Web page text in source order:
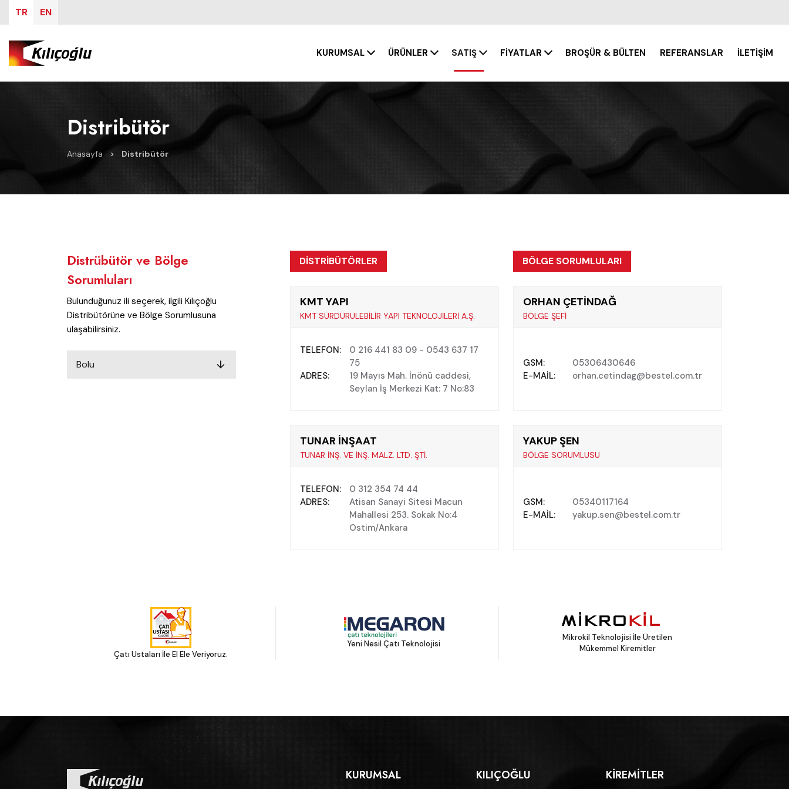
TR EN
KURUMSAL ÜRÜNLER SATIŞ FİYATLAR BROŞÜR & BÜLTEN REFERANSLAR İLETİŞİM
Distribütör
Anasayfa > Distribütör
Distrübütör ve Bölge
Sorumluları
Bulunduğunuz ili seçerek, ilgili Kılıçoğlu
Distribütörüne ve Bölge Sorumlusuna
ulaşabilirsiniz.
Bolu
DİSTRİBÜTÖRLER
KMT YAPI
KMT SÜRDÜRÜLEBİLİR YAPI TEKNOLOJİLERİ A.Ş.
TELEFON:
0 216 441 83 09 - 0543 637 17
75
ADRES:
19 Mayıs Mah. İnönü caddesi,
Seylan İş Merkezi Kat: 7 No:83
TUNAR İNŞAAT
TUNAR İNŞ. VE İNŞ. MALZ. LTD. ŞTİ.
TELEFON:
0 312 354 74 44
ADRES:
Atisan Sanayi Sitesi Macun
Mahallesi 253. Sokak No:4
Ostim/Ankara
BÖLGE SORUMLULARI
ORHAN ÇETİNDAĞ
BÖLGE ŞEFİ
GSM:
05306430646
E-MAIL:
orhan.cetindag@bestel.com.tr
YAKUP ŞEN
BÖLGE SORUMLUSU
GSM:
05340117164
E-MAIL:
yakup.sen@bestel.com.tr
Çatı Ustaları İle El Ele Veriyoruz.
Yeni Nesil Çatı Teknolojisi
Mikrokil Teknolojisi İle Üretilen
Mükemmel Kiremitler
KURUMSAL KILIÇOĞLU KIREMITLER